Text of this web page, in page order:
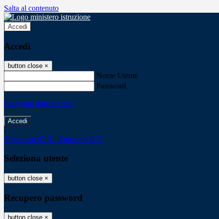
Salta al contenuto
Accedi
Accedi
button close ×
Nome Utente
Password
Password dimenticata?
-
Entra con SPID Entra con CIE
Seleziona utente
button close ×
Recupero password
button close ×